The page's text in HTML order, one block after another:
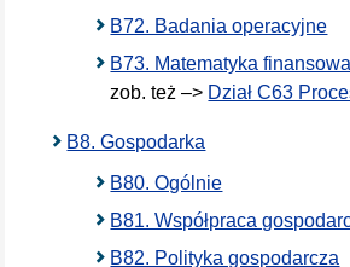
B72. Badania operacyjne
B73. Matematyka finansowa
zob. też –> Dział C63
B8. Gospodarka
B80. Ogólnie
B81. Współpraca
B82. Polityka gospodarcza